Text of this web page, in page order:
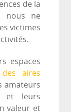
de la
nous ne
victimes
espaces
aires
amateurs
et leurs
valeur et